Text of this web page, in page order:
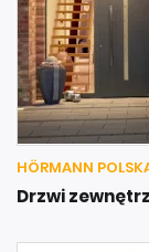
HÖRMANN
Drzwi